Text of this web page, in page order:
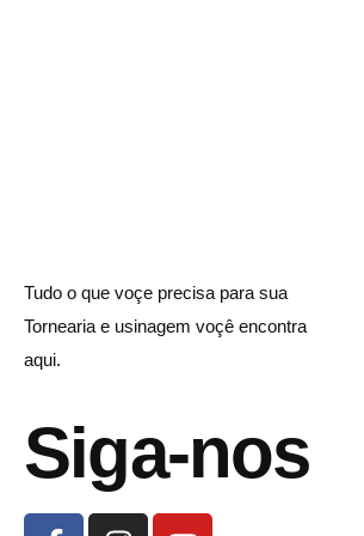
Tudo o que voçe precisa para sua
Tornearia e usinagem voçê encontra
aqui.
Siga-nos